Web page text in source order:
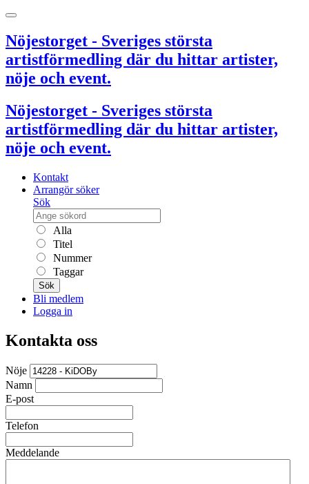
Nöjestorget - Sveriges största
artistförmedling där du hittar artister,
nöje och event.
Nöjestorget - Sveriges största
artistförmedling där du hittar artister,
nöje och event.
Kontakt
Arrangör söker
Sök
Alla
Titel
Nummer
Taggar
Sök
Bli medlem
Logga in
Kontakta oss
Nöje
Namn
E-post
Telefon
Meddelande